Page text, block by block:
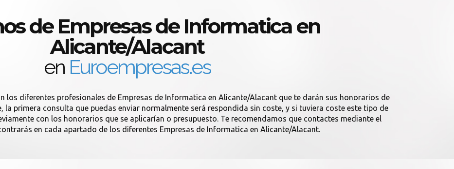
de Empresas de Informatica en
Alicante/Alacant
en Euroempresas.es
los diferentes profesionales de Empresas de Informatica en Alicante/Alacant que te darán sus honorarios de
la primera consulta que puedas enviar normalmente será respondida sin coste, y si tuviera coste este tipo de
con los honorarios que se aplicarían o presupuesto. Te recomendamos que contactes mediante el
en cada apartado de los diferentes Empresas de Informatica en Alicante/Alacant.